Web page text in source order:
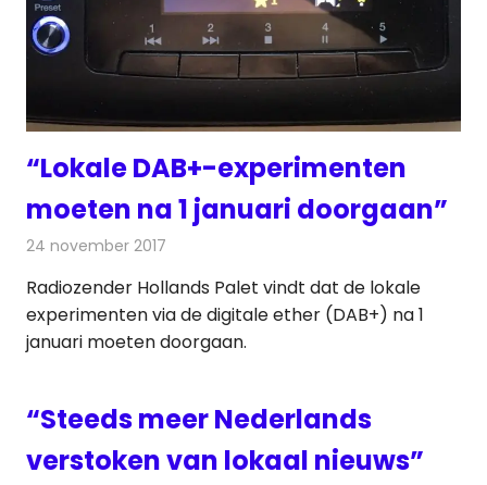
“Lokale DAB+-experimenten
moeten na 1 januari doorgaan”
24 november 2017
Radiozender Hollands Palet vindt dat de lokale
experimenten via de digitale ether (DAB+) na 1
januari moeten doorgaan.
“Steeds meer Nederlands
verstoken van lokaal nieuws”